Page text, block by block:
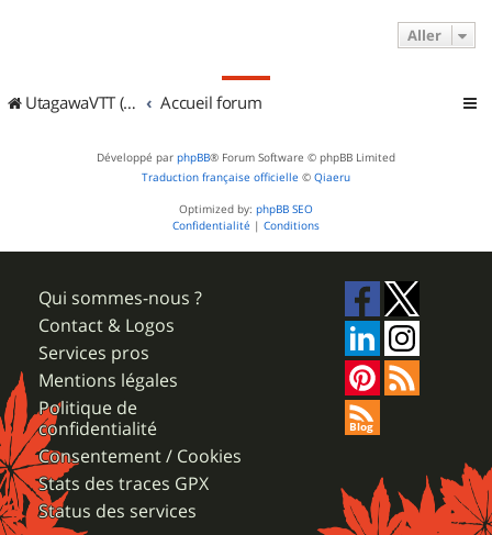
Aller
UtagawaVTT (Randos VTT et VTTAE avec traces GPS) Accueil forum
Développé par phpBB® Forum Software © phpBB Limited
Traduction française officielle © Qiaeru
Optimized by: phpBB SEO
Confidentialité | Conditions
Qui sommes-nous ?
Contact & Logos
Services pros
Mentions légales
Politique de
confidentialité
Consentement / Cookies
Stats des traces GPX
Status des services